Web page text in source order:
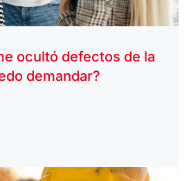
ocultó defectos de la
demandar?